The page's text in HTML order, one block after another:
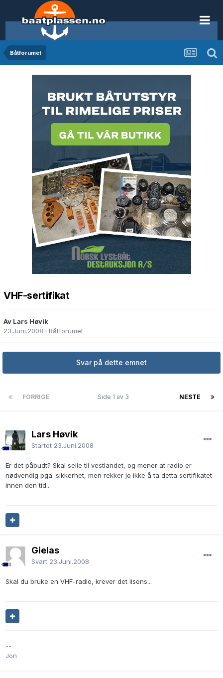
Båtforumet
VHF-sertifikat
Av Lars Høvik
23.Juni.2008 i Båtforumet
Svar på dette emnet
FORRIGE NESTE
Side 1 av 3
Lars Høvik
Startet 23.Juni.2008
Er det påbudt? Skal seile til vestlandet, og mener at radio er
nødvendig pga. sikkerhet, men rekker jo ikke å ta detta sertifikatet
innen den tid...
Gielas
Svart 23.Juni.2008
Skal du bruke en VHF-radio, krever det lisens...
--
Jon